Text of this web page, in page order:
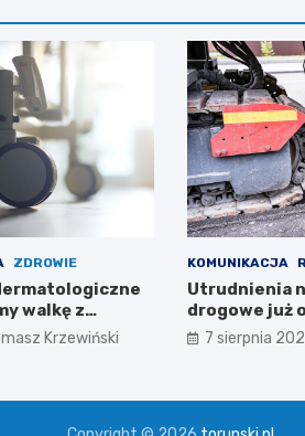
ZDROWIE
walkę z
Krzewiński
KOMUNIKACJA
Utrudnienia
drogowe już
7 sierpnia